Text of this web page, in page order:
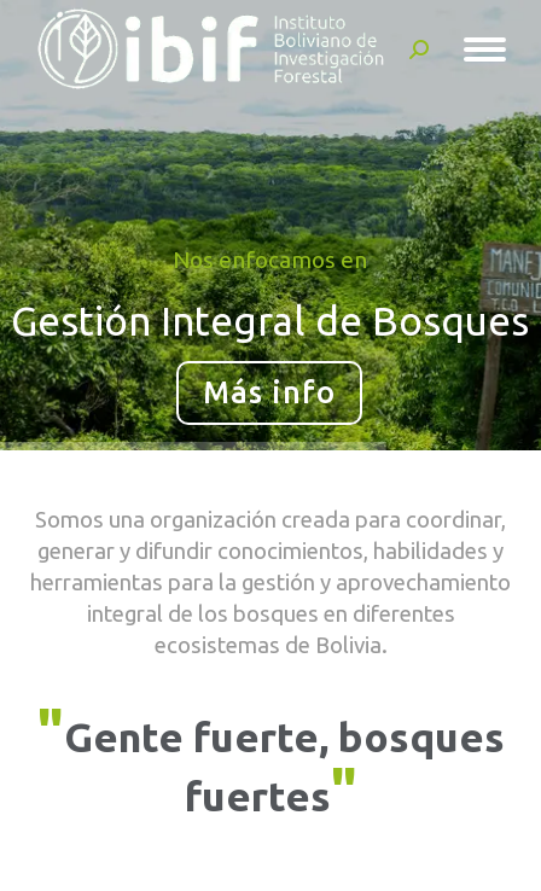
Buscar:
Nos enfocamos en
Gestión Integral de Bosques
Más info
Somos una organización creada para coordinar,
generar y difundir conocimientos, habilidades y
herramientas para la gestión y aprovechamiento
integral de los bosques en diferentes
ecosistemas de Bolivia.
"Gente fuerte, bosques
fuertes"